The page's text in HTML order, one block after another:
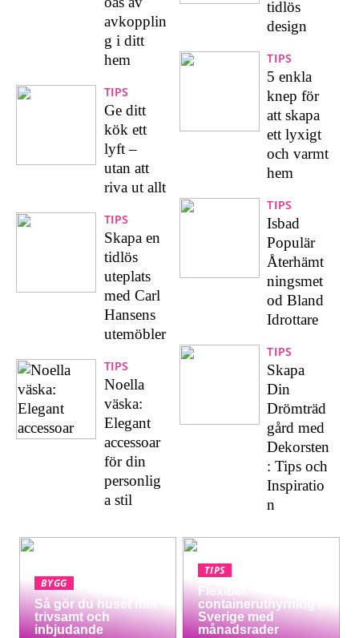
avkopplin
g i ditt
hem
TIPS
Ge ditt
kök ett
lyft –
utan att
riva ut allt
TIPS
Skapa en
tidlös
uteplats
med Carl
Hansens
utemöbler
TIPS
Noella
väska:
Elegant
accessoar
för din
personlig
a stil
tidlös
design
TIPS
5 enkla
knep för
att skapa
ett lyxigt
och varmt
hem
TIPS
Isbad
Populär
Återhämt
ningsmet
od Bland
Idrottare
TIPS
Skapa
Din
Drömträd
gård med
Dekorsten
: Tips och
Inspiratio
n
BYGG
Så gör du huset mer
trivsamt och
inbjudande
TIPS
Flexibel
containeruthyrning i
Sverige med
månadsrader